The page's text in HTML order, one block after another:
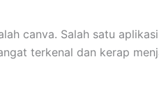
canva. Salah satu aplikasi
terkenal dan kerap